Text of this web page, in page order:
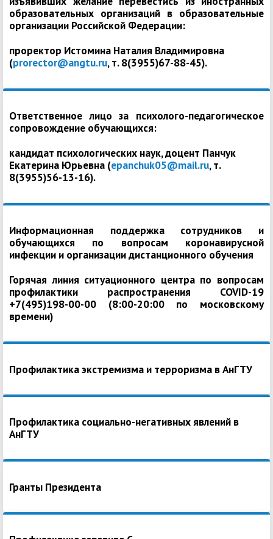
образовательных организаций в образовательные
организации Российской Федерации:
проректор Истомина Наталия Владимировна
(prorector@angtu.ru, т. 8(3955)67-88-45).
Ответственное лицо за психолого-педагогическое
сопровождение обучающихся:
кандидат психологических наук, доцент Панчук
Екатерина Юрьевна (epanchuk05@mail.ru, т.
8(3955)56-13-16).
Информационная поддержка сотрудников и
обучающихся по вопросам коронавирусной
инфекции и организации дистанционного обучения
Горячая линия ситуационного центра по вопросам
профилактики распространения COVID-19
+7(495)198-00-00 (8:00-20:00 по московскому
времени)
Профилактика экстремизма и терроризма в АнГТУ
Профилактика социально-негативных явлений в
АнГТУ
Гранты Президента